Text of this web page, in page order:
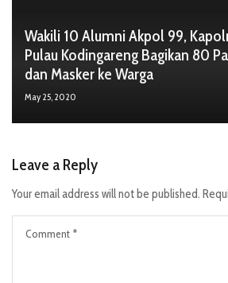
Wakili 10 Alumni Akpol 99,
Pulau Kodingareng Bagikan 80
dan Masker ke Warga
May 25, 2020
Leave a Reply
Your email address will not be published.